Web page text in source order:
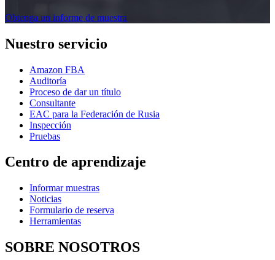
Obtenga un informe de muestra
Nuestro servicio
Amazon FBA
Auditoría
Proceso de dar un título
Consultante
EAC para la Federación de Rusia
Inspección
Pruebas
Centro de aprendizaje
Informar muestras
Noticias
Formulario de reserva
Herramientas
SOBRE NOSOTROS